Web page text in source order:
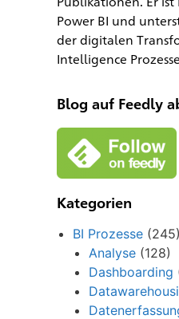
Power BI und
der digitalen
Intelligence
Blog auf Feedly
Kategorien
BI Prozesse (245)
Analyse (128)
Dashboarding